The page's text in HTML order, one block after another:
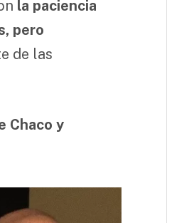
la paciencia
pero
de las
Chaco y